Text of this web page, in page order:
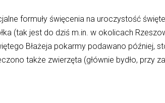
formuły święcenia na uroczystość
(tak jest do dziś m.in. w okolicach
Błażeja pokarmy podawano później,
także zwierzęta (głównie bydło, przy